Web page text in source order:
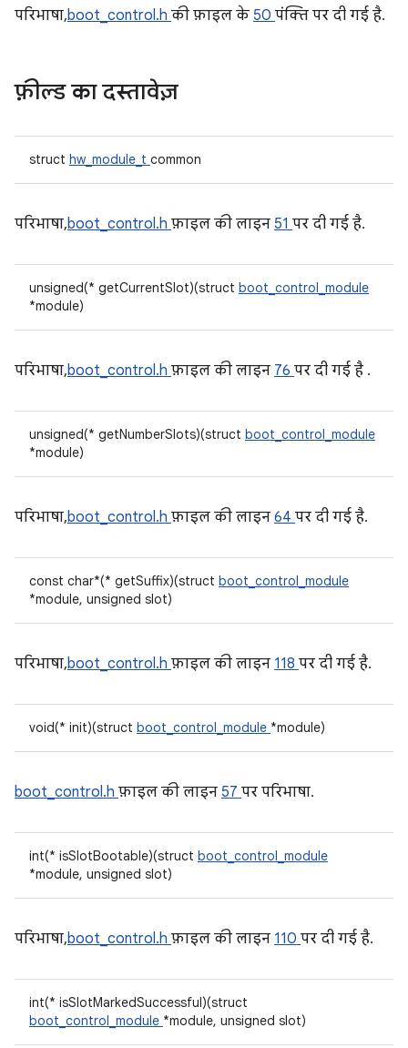
परिभाषा,boot_control.h की फ़ाइल के 50 पंक्ति पर दी गई है.
फ़ील्ड का दस्तावेज़
struct hw_module_t common
परिभाषा,boot_control.h फ़ाइल की लाइन 51 पर दी गई है.
unsigned(* getCurrentSlot)(struct boot_control_module
*module)
परिभाषा,boot_control.h फ़ाइल की लाइन 76 पर दी गई है .
unsigned(* getNumberSlots)(struct boot_control_module
*module)
परिभाषा,boot_control.h फ़ाइल की लाइन 64 पर दी गई है.
const char*(* getSuffix)(struct boot_control_module
*module, unsigned slot)
परिभाषा,boot_control.h फ़ाइल की लाइन 118 पर दी गई है.
void(* init)(struct boot_control_module *module)
boot_control.h फ़ाइल की लाइन 57 पर परिभाषा.
int(* isSlotBootable)(struct boot_control_module
*module, unsigned slot)
परिभाषा,boot_control.h फ़ाइल की लाइन 110 पर दी गई है.
int(* isSlotMarkedSuccessful)(struct
boot_control_module *module, unsigned slot)